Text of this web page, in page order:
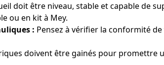
doit être niveau, stable et capable de
ou en kit à Mey.
: Pensez à vérifier la conformité
doivent être gainés pour promettre